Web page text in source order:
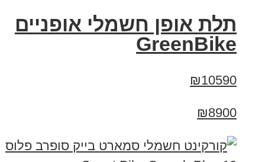
תלת אופן חשמלי אופניים
GreenBike
₪10590
₪8900